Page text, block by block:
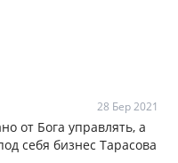
28 Бер 2021
от Бога управлять, а
себя бизнес Тарасова